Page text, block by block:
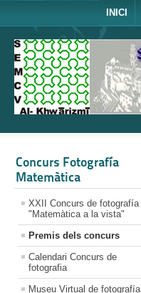
INICI
Concurs Fotografía
Matemàtica
XXII Concurs de fotografía
"Matemàtica a la vista"
Premis dels concurs
Calendari Concurs de
fotografia
Museu Virtual de fotografía